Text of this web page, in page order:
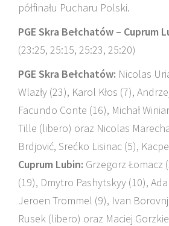
półfinału Pucharu Polski.
PGE Skra Bełchatów – Cuprum
(23:25, 25:15, 25:23, 25:20)
PGE Skra Bełchatów: Nicolas
Wlazły (23), Karol Kłos (7),
Facundo Conte (16), Michał
Tille (libero) oraz Nicolas
Brdjović, Srećko Lisinac (5),
Cuprum Lubin: Grzegorz Łomacz
(19), Dmytro Pashytskyy (10),
Jeroen Trommel (9), Ivan
Rusek (libero) oraz Maciej